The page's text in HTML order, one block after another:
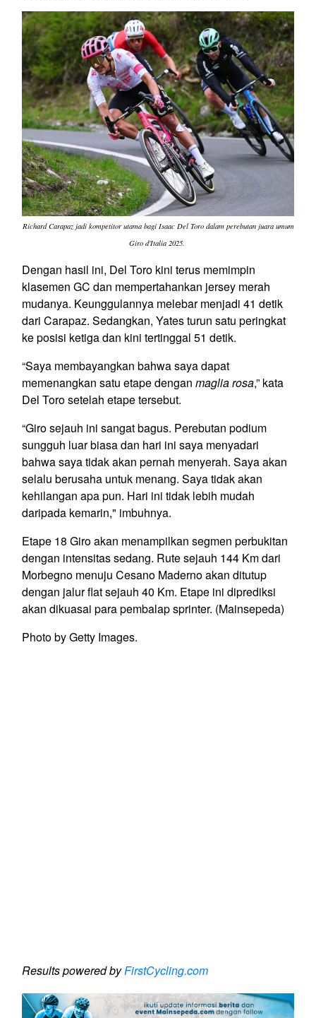
Richard Carapaz jadi kompetitor utama bagi Isaac Del Toro dalam perebutan juara umum
Giro d'Italia 2025.
Dengan hasil ini, Del Toro kini terus memimpin
klasemen GC dan mempertahankan jersey merah
mudanya. Keunggulannya melebar menjadi 41 detik
dari Carapaz. Sedangkan, Yates turun satu peringkat
ke posisi ketiga dan kini tertinggal 51 detik.
“Saya membayangkan bahwa saya dapat
memenangkan satu etape dengan maglia rosa,” kata
Del Toro setelah etape tersebut.
“Giro sejauh ini sangat bagus. Perebutan podium
sungguh luar biasa dan hari ini saya menyadari
bahwa saya tidak akan pernah menyerah. Saya akan
selalu berusaha untuk menang. Saya tidak akan
kehilangan apa pun. Hari ini tidak lebih mudah
daripada kemarin," imbuhnya.
Etape 18 Giro akan menampilkan segmen perbukitan
dengan intensitas sedang. Rute sejauh 144 Km dari
Morbegno menuju Cesano Maderno akan ditutup
dengan jalur flat sejauh 40 Km. Etape ini diprediksi
akan dikuasai para pembalap sprinter. (Mainsepeda)
Photo by Getty Images.
Results powered byFirstCycling.com